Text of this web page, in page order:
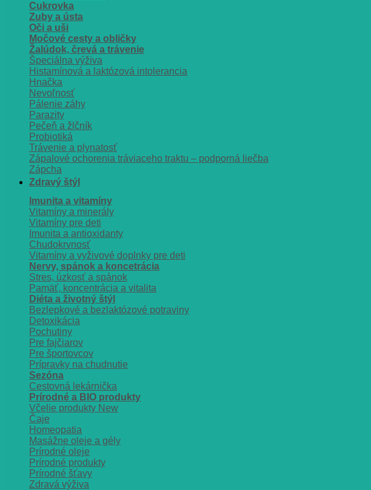
Cukrovka
Zuby a ústa
Oči a uši
Močové cesty a obličky
Žalúdok, črevá a trávenie
Špeciálna výživa
Histamínová a laktózová intolerancia
Hnačka
Nevoľnosť
Pálenie záhy
Parazity
Pečeň a žlčník
Probiotiká
Trávenie a plynatosť
Zápalové ochorenia tráviaceho traktu – podporná liečba
Zápcha
Zdravý štýl
Imunita a vitamíny
Vitamíny a minerály
Vitamíny pre deti
Imunita a antioxidanty
Chudokrvnosť
Vitamíny a vyživové doplnky pre deti
Nervy, spánok a koncetrácia
Stres, úzkosť a spánok
Pamäť, koncentrácia a vitalita
Diéta a životný štýl
Bezlepkové a bezlaktózové potraviny
Detoxikácia
Pochutiny
Pre fajčiarov
Pre športovcov
Prípravky na chudnutie
Sezóna
Cestovná lekárnička
Prírodné a BIO produkty
Včelie produkty
Čaje
Homeopatia
Masážne oleje a gély
Prírodné oleje
Prírodné produkty
Prírodné šťavy
Zdravá výživa